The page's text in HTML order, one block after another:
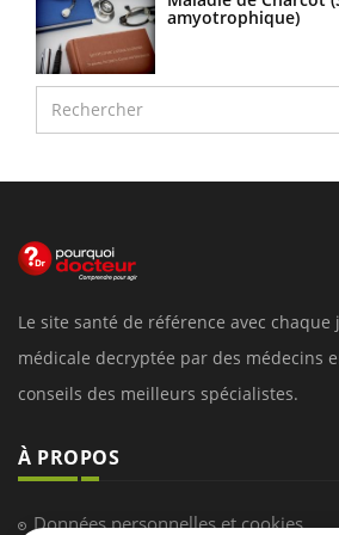
amyotrophique)
Le site santé de référence avec
médicale decryptée par des médecins
conseils des meilleurs spécialistes.
À PROPOS
Données personnelles et cookies